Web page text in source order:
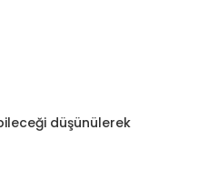
düşünülerek